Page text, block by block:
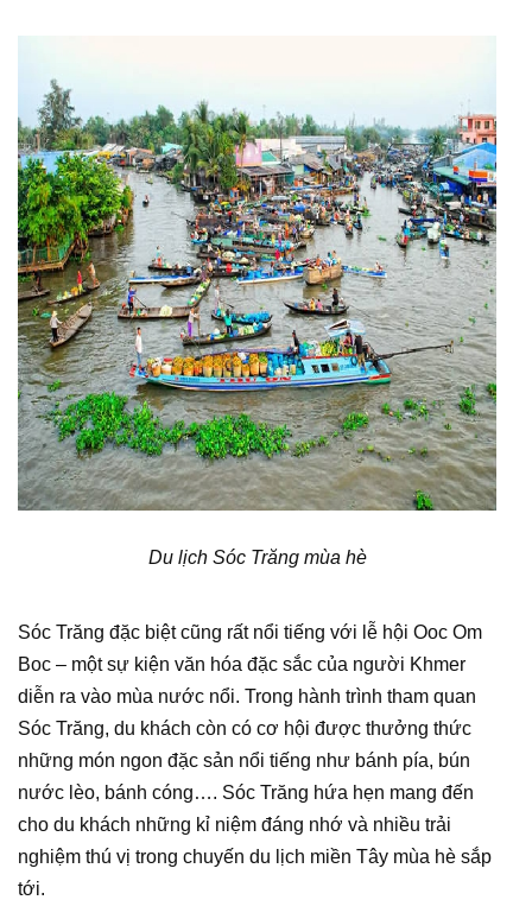
Du lịch Sóc Trăng mùa hè
Sóc Trăng đặc biệt cũng rất nổi tiếng với lễ hội Ooc Om
Boc – một sự kiện văn hóa đặc sắc của người Khmer
diễn ra vào mùa nước nổi. Trong hành trình tham quan
Sóc Trăng, du khách còn có cơ hội được thưởng thức
những món ngon đặc sản nổi tiếng như bánh pía, bún
nước lèo, bánh cóng…. Sóc Trăng hứa hẹn mang đến
cho du khách những kỉ niệm đáng nhớ và nhiều trải
nghiệm thú vị trong chuyến du lịch miền Tây mùa hè sắp
tới.